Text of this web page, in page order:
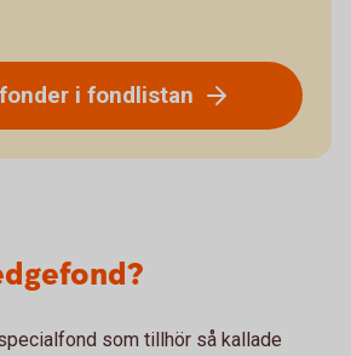
i fondlistan
som tillhör så kallade